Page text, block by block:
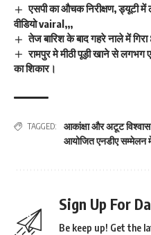
एसपी का औचक निरीक्षण, ड्यूटी में
वीडियो vairal,,,
तेज बारिश के बाद गहरे नाले में
रामपुर मे मीठी पूड़ी खाने से लगभग
का शिकार।
TAGGED: आकांक्षा और अटूट
आयोजित एनडीए सम्मेलन
Sign Up For
Be keep up! Get the